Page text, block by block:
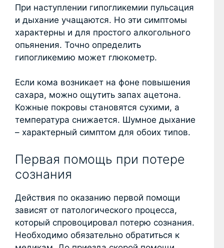
При наступлении гипогликемии пульсация
и дыхание учащаются. Но эти симптомы
характерны и для простого алкогольного
опьянения. Точно определить
гипогликемию может глюкометр.
Если кома возникает на фоне повышения
сахара, можно ощутить запах ацетона.
Кожные покровы становятся сухими, а
температура снижается. Шумное дыхание
– характерный симптом для обоих типов.
Первая помощь при потере
сознания
Действия по оказанию первой помощи
зависят от патологического процесса,
который спровоцировал потерю сознания.
Необходимо обязательно обратиться к